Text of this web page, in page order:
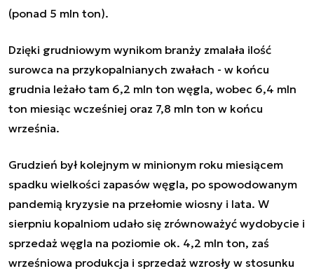
(ponad 5 mln ton).
Dzięki grudniowym wynikom branży zmalała ilość
surowca na przykopalnianych zwałach - w końcu
grudnia leżało tam 6,2 mln ton węgla, wobec 6,4 mln
ton miesiąc wcześniej oraz 7,8 mln ton w końcu
września.
Grudzień był kolejnym w minionym roku miesiącem
spadku wielkości zapasów węgla, po spowodowanym
pandemią kryzysie na przełomie wiosny i lata. W
sierpniu kopalniom udało się zrównoważyć wydobycie i
sprzedaż węgla na poziomie ok. 4,2 mln ton, zaś
wrześniowa produkcja i sprzedaż wzrosły w stosunku